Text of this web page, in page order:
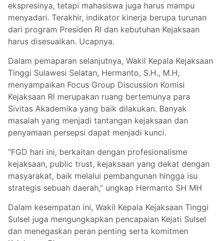
ekspresinya, tetapi mahasiswa juga harus mampu
menyadari. Terakhir, indikator kinerja berupa turunan
dari program Presiden RI dan kebutuhan Kejaksaan
harus disesuaikan. Ucapnya.
Dalam pemaparan selanjutnya, Wakil Kepala Kejaksaan
Tinggi Sulawesi Selatan, Hermanto, S.H., M.H,
menyampaikan Focus Group Discussion Komisi
Kejaksaan RI merupakan ruang bertemunya para
Sivitas Akademika yang baik dilakukan. Banyak
masalah yang menjadi tantangan kejaksaan dan
penyamaan persepsi dapat menjadi kunci.
“FGD hari ini, berkaitan dengan profesionalisme
kejaksaan, public trust, kejaksaan yang dekat dengan
masyarakat, baik melalui pembangunan hingga isu
strategis sebuah daerah,” ungkap Hermanto SH MH
Dalam kesempatan ini, Wakil Kepala Kejaksaan Tinggi
Sulsel juga mengungkapkan pencapaian Kejati Sulsel
dan menegaskan peran penting serta komitmen